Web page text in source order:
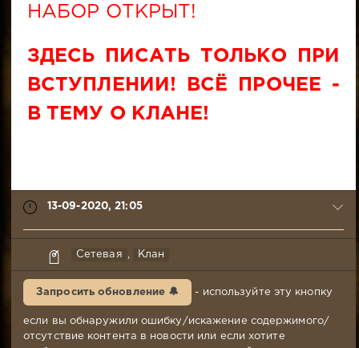
НАБОР ОТКРЫТ!
ЗДЕСЬ ПИСАТЬ ТОЛЬКО ПРИ
ВСТУПЛЕНИИ! ВСЁ ПРОЧЕЕ -
В ТЕМУ О КЛАНЕ!
13-09-2020, 21:05
Leofwin
13-
21:05
Комментариев:
Сетевая , Клан
Запросить обновление 🔔 - используйте эту кнопку
если вы обнаружили ошибку/искажение содержимого/
отсутствие контента в новости или если хотите